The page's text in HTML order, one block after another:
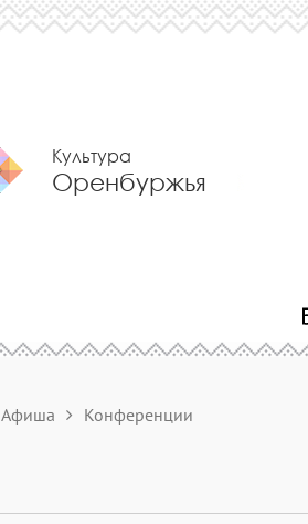
Культура
Оренбуржья
Афиша Конференции